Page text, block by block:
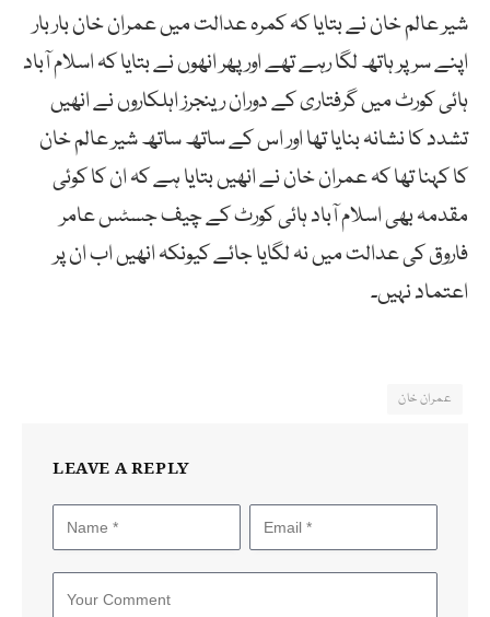
شیر عالم خان نے بتایا کہ کمرہ عدالت میں عمران خان بار بار
اپنے سر پر ہاتھ لگا رہے تھے اور پھر انھوں نے بتایا کہ اسلام آباد
ہائی کورٹ میں گرفتاری کے دوران رینجرز اہلکاروں نے انھیں
تشدد کا نشانہ بنایا تھا اور اس کے ساتھ ساتھ شیر عالم خان
کا کہنا تھا کہ عمران خان نے انھیں بتایا ہے کہ ان کا کوئی
مقدمہ بھی اسلام آباد ہائی کورٹ کے چیف جسٹس عامر
فاروق کی عدالت میں نہ لگایا جائے کیونکہ انھیں اب ان پر
اعتماد نہیں۔
عمران خان
LEAVE A REPLY